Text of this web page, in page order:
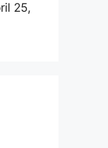
25,